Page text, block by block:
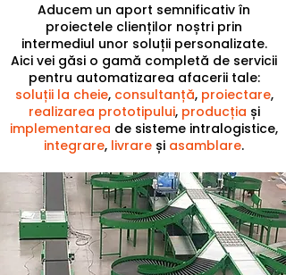
Aducem un aport semnificativ în
proiectele clienților noștri prin
intermediul unor soluții personalizate.
Aici vei găsi o gamă completă de servicii
pentru automatizarea afacerii tale:
soluții la cheie, consultanță, proiectare,
realizarea prototipului, producția și
implementarea de sisteme intralogistice,
integrare, livrare și asamblare.